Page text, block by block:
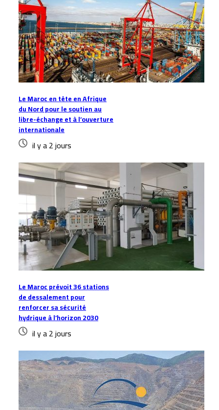
Le Maroc en tête en Afrique
du Nord pour le soutien au
libre-échange et à l’ouverture
internationale
il y a 2 jours
Le Maroc prévoit 36 stations
de dessalement pour
renforcer sa sécurité
hydrique à l’horizon 2030
il y a 2 jours